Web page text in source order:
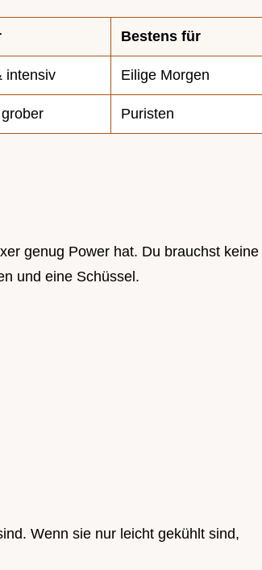
Bestens für
intensiv Eilige Morgen
Puristen
genug Power hat. Du brauchst keine
und eine Schüssel.
Wenn sie nur leicht gekühlt sind,